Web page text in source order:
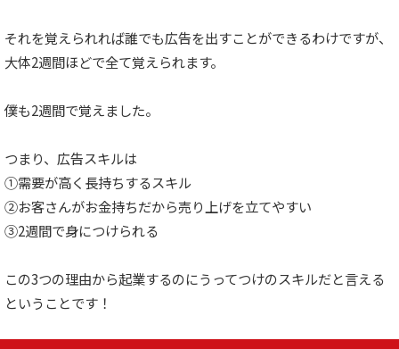
それを覚えられれば誰でも広告を出すことができるわけですが、
大体2週間ほどで全て覚えられます。
僕も2週間で覚えました。
つまり、広告スキルは
①需要が高く長持ちするスキル
②お客さんがお金持ちだから売り上げを立てやすい
③2週間で身につけられる
この3つの理由から起業するのにうってつけのスキルだと言える
ということです！